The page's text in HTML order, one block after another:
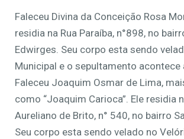
Faleceu Divina da Conceição Rosa
residia na Rua Paraíba, n°898, no
Edwirges. Seu corpo esta sendo
Municipal e o sepultamento acontece
Faleceu Joaquim Osmar de Lima,
como “Joaquim Carioca”. Ele residia
Aureliano de Brito, n° 540, no bairro
Seu corpo esta sendo velado no